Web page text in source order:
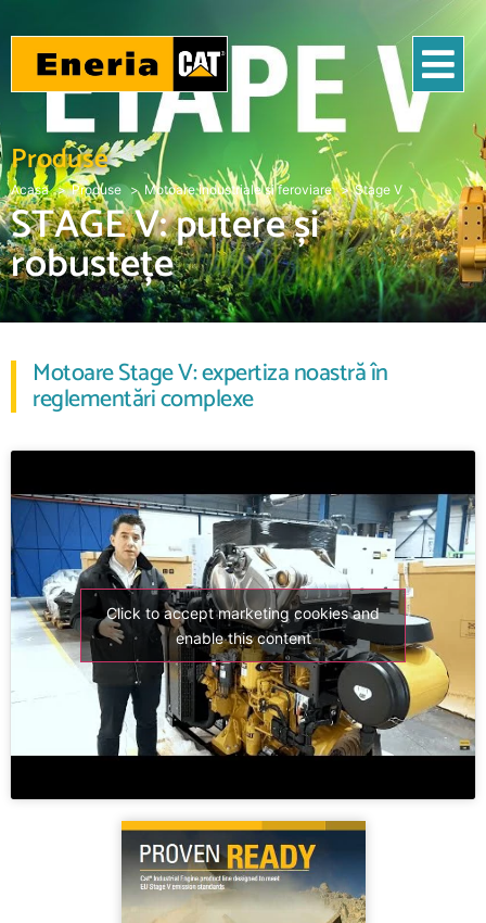
Produse
Acasa Produse Motoare industriale și feroviare Stage V
STAGE V: putere și
robustețe
Motoare Stage V: expertiza noastră în
reglementări complexe
Click to accept marketing cookies and
enable this content